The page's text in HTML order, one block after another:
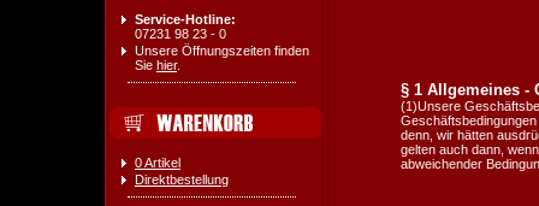
Service-Hotline:
07231 98 23 - 0
Unsere Öffnungszeiten finden
Sie hier.
0 Artikel
Direktbestellung
§ 1 Allgemeines -
(1)Unsere
denn, wir hätten
gelten auch dann,
abweichender